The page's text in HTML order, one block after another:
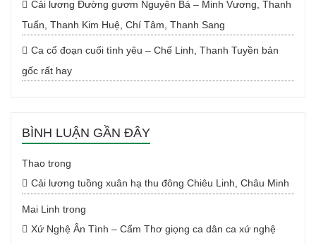
Cải lương Đường gươm Nguyên Bá – Minh Vương, Thanh
Tuấn, Thanh Kim Huệ, Chí Tâm, Thanh Sang
Ca cổ đoạn cuối tình yêu – Chế Linh, Thanh Tuyền bản
gốc rất hay
BÌNH LUẬN GẦN ĐÂY
Thao trong
Cải lương tuồng xuân hạ thu đông Chiêu Linh, Châu Minh
Mai Linh trong
Xứ Nghệ Ân Tình – Cẩm Thơ giọng ca dân ca xứ nghệ